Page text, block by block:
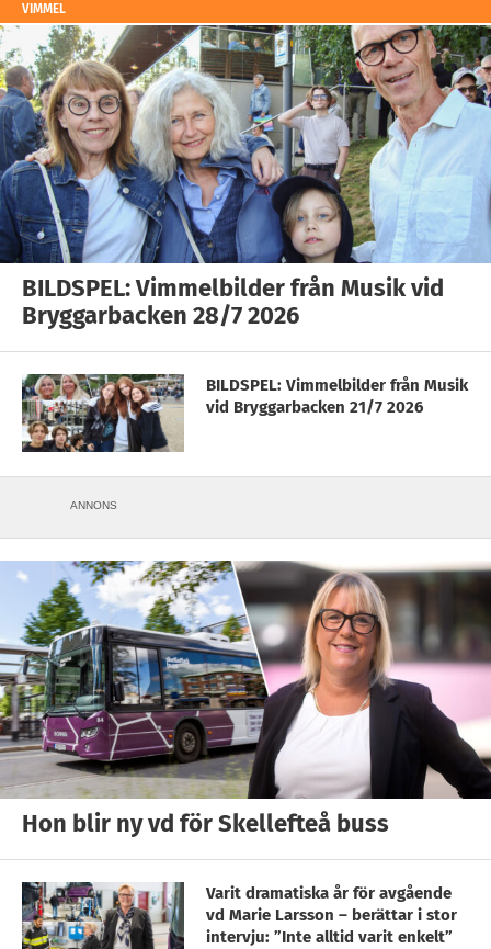
VIMMEL
BILDSPEL: Vimmelbilder från Musik vid
Bryggarbacken 28/7 2026
BILDSPEL: Vimmelbilder från Musik
vid Bryggarbacken 21/7 2026
ANNONS
Hon blir ny vd för Skellefteå buss
Varit dramatiska år för avgående
vd Marie Larsson – berättar i stor
intervju: ”Inte alltid varit enkelt”